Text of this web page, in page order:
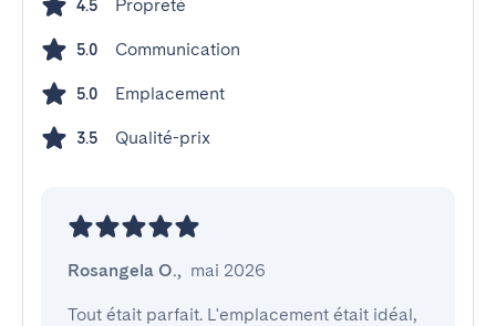
4.5 Propreté
5.0 Communication
5.0 Emplacement
3.5 Qualité-prix
Rosangela O., mai 2026
Tout était parfait. L'emplacement était idéal,